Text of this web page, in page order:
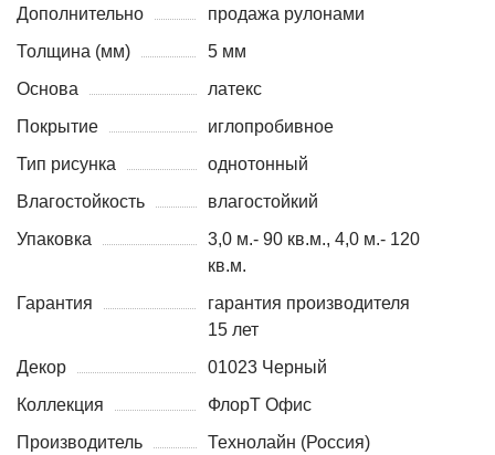
Дополнительно
продажа рулонами
Толщина (мм)
5 мм
Основа
латекс
Покрытие
иглопробивное
Тип рисунка
однотонный
Влагостойкость
влагостойкий
Упаковка
3,0 м.- 90 кв.м., 4,0 м.- 120
кв.м.
Гарантия
гарантия производителя
15 лет
Декор
01023 Черный
Коллекция
ФлорТ Офис
Производитель
Технолайн (Россия)